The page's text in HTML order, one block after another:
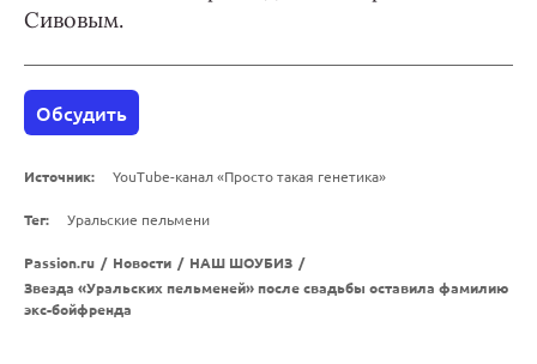
Сивовым.
Обсудить
Источник: YouTube-канал «Просто такая генетика»
Тег: Уральские пельмени
Passion.ru / Новости / НАШ ШОУБИЗ /
Звезда «Уральских пельменей» после свадьбы оставила фамилию
экс-бойфренда